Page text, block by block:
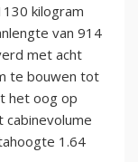
kilogram
van 914
met acht
te bouwen tot
het oog op
1.64